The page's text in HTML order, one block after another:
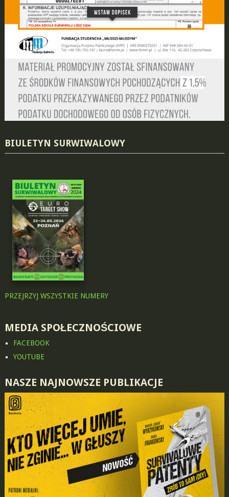
BIULETYN SURWIWALOWY
PRZEJRZYJ WSZYSTKIE NUMERY
MEDIA SPOŁECZNOŚCIOWE
FACEBOOK
YOUTUBE
NASZE NAJNOWSZE PUBLIKACJE